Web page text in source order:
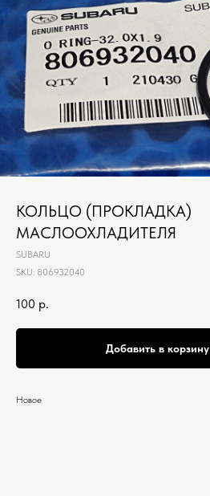
КОЛЬЦО (ПРОКЛАДКА)
МАСЛООХЛАДИТЕЛЯ
SUBARU
SKU: 806932040
100 р.
Добавить в корзину
Новое